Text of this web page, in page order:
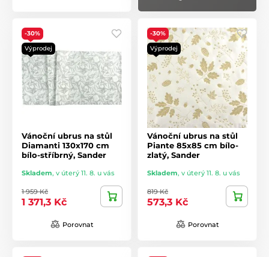
-30%
Výprodej
Vánoční ubrus na stůl
Diamanti 130x170 cm
bílo-stříbrný, Sander
Skladem, v úterý 11. 8. u vás
1 959 Kč
1 371,3 Kč
Porovnat
-30%
Výprodej
Vánoční ubrus na stůl
Piante 85x85 cm bílo-
zlatý, Sander
Skladem, v úterý 11. 8. u vás
819 Kč
573,3 Kč
Porovnat